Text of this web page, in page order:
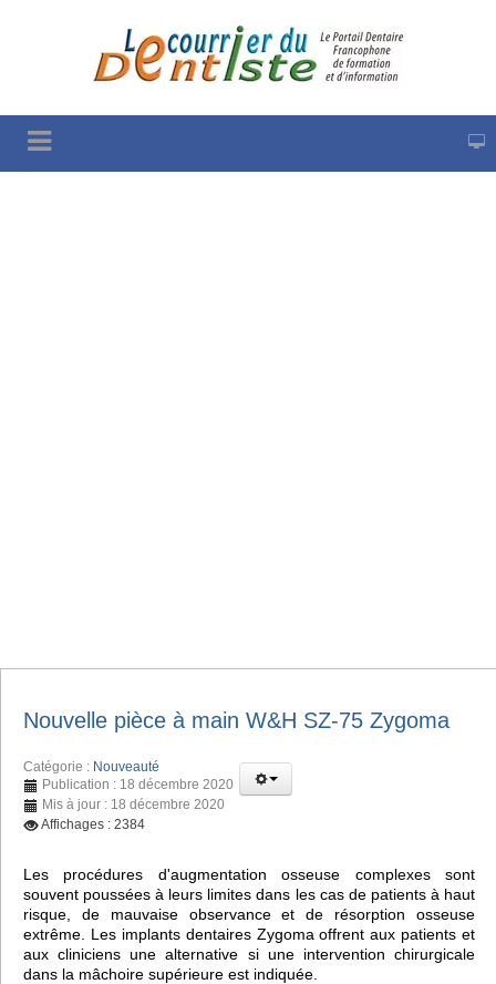
Nouvelle pièce à main W&H SZ-75 Zygoma
Catégorie : Nouveauté
Publication : 18 décembre 2020
Mis à jour : 18 décembre 2020
Affichages : 2384
Les procédures d'augmentation osseuse complexes sont
souvent poussées à leurs limites dans les cas de patients à haut
risque, de mauvaise observance et de résorption osseuse
extrême. Les implants dentaires Zygoma offrent aux patients et
aux cliniciens une alternative si une intervention chirurgicale
dans la mâchoire supérieure est indiquée.